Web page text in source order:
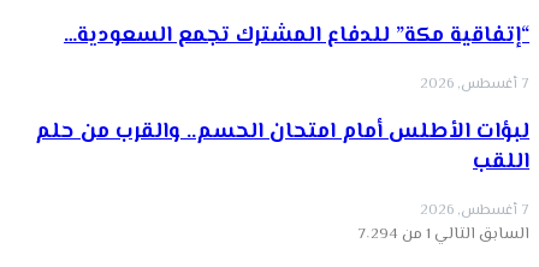
“إتفاقية مكة” للدفاع المشترك تجمع السعودية…
7 أغسطس, 2026
لبؤات الأطلس أمام امتحان الحسم.. والقرب من حلم
اللقب
7 أغسطس, 2026
السابق التالي 1 من 7٬294